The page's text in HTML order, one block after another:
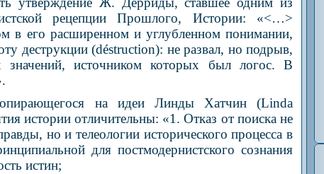
рецепции Прошлого, Истории: «<…>
в его расширенном и углубленном понимании,
деструкции (déstruction): не развал, но подрыв,
значений, источником которых был логос. В
.
на идеи Линды Хатчин (Linda
истории отличительны: «1. Отказ от поиска не
но и телеологии исторического процесса в
для постмодернистского сознания
истин;